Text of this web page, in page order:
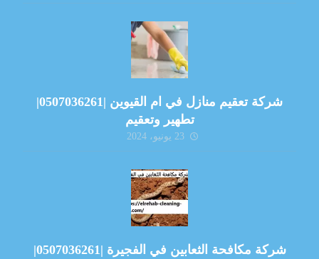
شركة تعقيم منازل في ام القيوين |0507036261|
تطهير وتعقيم
23 يونيو، 2024
شركة مكافحة الثعابين في الفجيرة |0507036261|